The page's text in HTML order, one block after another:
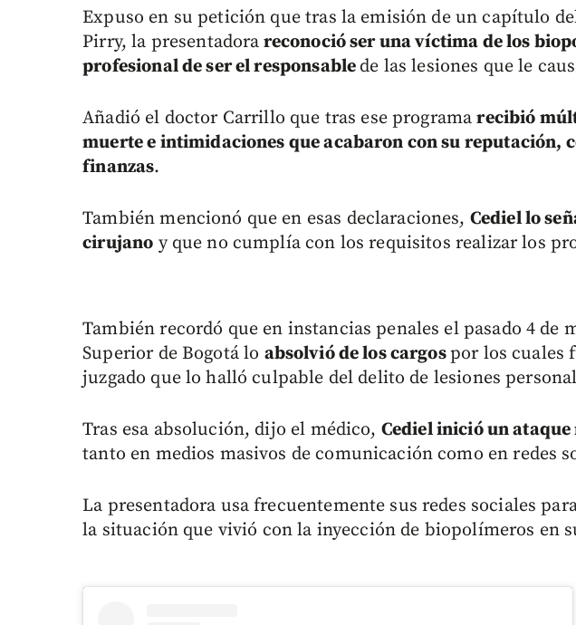
Expuso en su petición que tras la emisión de un capítulo
Pirry, la presentadora reconoció ser una víctima de los
profesional de ser el responsable de las lesiones que le
Añadió el doctor Carrillo que tras ese programarecibió
muerte e intimidaciones que acabaron con su reputación,
finanzas.
También mencionó que en esas declaraciones, Cediel lo
cirujano y que no cumplía con los requisitos realizar los
También recordó que en instancias penales el pasado 4 de
Superior de Bogotá lo absolvió de los cargospor los cuales
juzgado que lo halló culpable del delito de lesiones
Tras esa absolución, dijo el médico, Cediel inició un
tanto en medios masivos de comunicación como en redes
La presentadora usa frecuentemente sus redes sociales
la situación que vivió con la inyección de biopolímeros en